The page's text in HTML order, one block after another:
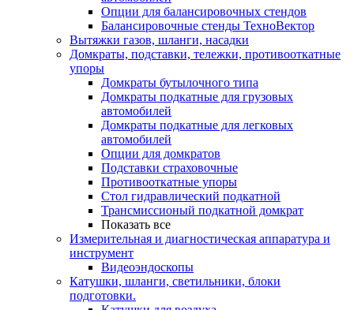
Опции для балансировочных стендов
Балансировочные стенды ТехноВектор
Вытяжки газов, шланги, насадки
Домкраты, подставки, тележки, противооткатные
упоры
Домкраты бутылочного типа
Домкраты подкатные для грузовых
автомобилей
Домкраты подкатные для легковых
автомобилей
Опции для домкратов
Подставки страховочные
Противооткатные упоры
Стол гидравлический подкатной
Трансмиссионый подкатной домкрат
Показать все
Измерительная и диагностическая аппаратура и
инструмент
Видеоэндоскопы
Катушки, шланги, светильники, блоки
подготовки.